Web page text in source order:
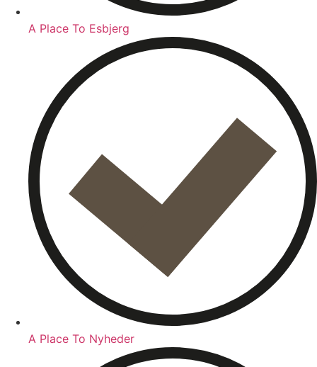
A Place To Esbjerg
A Place To Nyheder